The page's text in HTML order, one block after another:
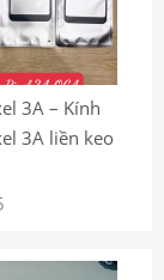
3A – Kính
3A liền keo
Ép Màn Hình
3A có keo
With OCA